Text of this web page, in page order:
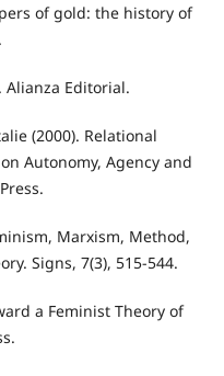
of gold: the history of
Alianza Editorial.
(2000). Relational
Autonomy, Agency and
Marxism, Method,
Signs, 7(3), 515-544.
a Feminist Theory of